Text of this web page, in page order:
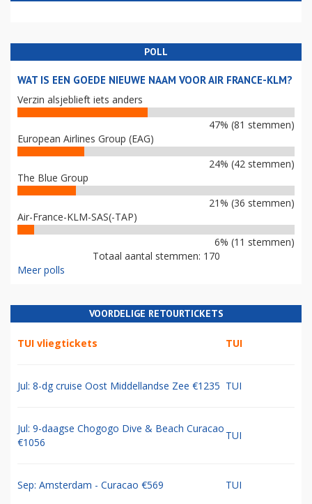
POLL
WAT IS EEN GOEDE NIEUWE NAAM VOOR AIR FRANCE-KLM?
Verzin alsjeblieft iets anders
47% (81 stemmen)
European Airlines Group (EAG)
24% (42 stemmen)
The Blue Group
21% (36 stemmen)
Air-France-KLM-SAS(-TAP)
6% (11 stemmen)
Totaal aantal stemmen: 170
Meer polls
VOORDELIGE RETOURTICKETS
TUI vliegtickets TUI
Jul: 8-dg cruise Oost Middellandse Zee €1235 TUI
Jul: 9-daagse Chogogo Dive & Beach Curacao
€1056
TUI
Sep: Amsterdam - Curacao €569 TUI